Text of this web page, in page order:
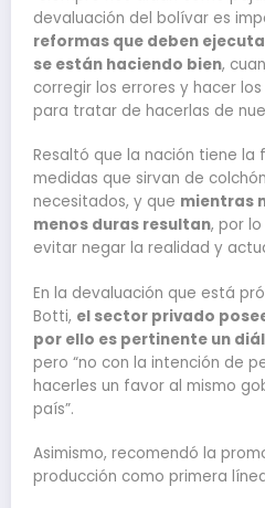
devaluación del bolívar es
reformas que deben
se están haciendo bien,
corregir los errores y hacer
para tratar de hacerlas de
Resaltó que la nación tiene
medidas que sirvan de
necesitados, y que mientras
menos duras resultan, por
evitar negar la realidad y
En la devaluación que está
Botti, el sector privado
por ello es pertinente un
pero “no con la intención de
hacerles un favor al mismo
país”.
Asimismo, recomendó la
producción como primera